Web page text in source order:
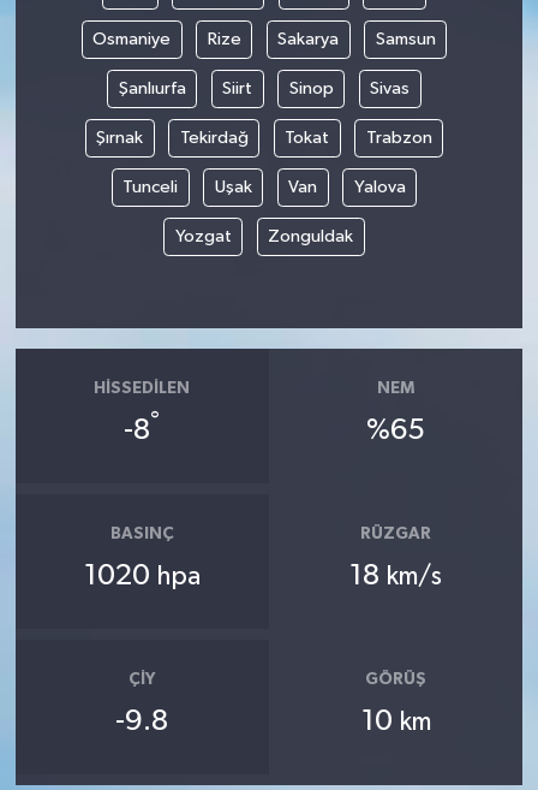
Osmaniye Rize Sakarya Samsun
Şanlıurfa Siirt Sinop Sivas
Şırnak Tekirdağ Tokat Trabzon
Tunceli Uşak Van Yalova
Yozgat Zonguldak
HISSEDILEN
-8°
NEM
%65
BASINÇ
1020 hpa
RÜZGAR
18 km/s
ÇIY
-9.8
GÖRÜŞ
10 km